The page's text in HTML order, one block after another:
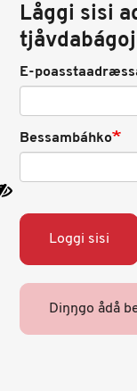
Låggi sisi
E-
Bessambáhko
Loggi sisi
Diŋŋgo ådå